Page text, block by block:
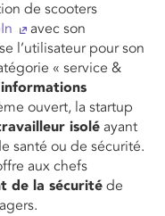
de scooters
avec son
l’utilisateur pour son
« service &
ouvert, la startup
isolé ayant
santé ou de sécurité.
aux chefs
de la sécurité de